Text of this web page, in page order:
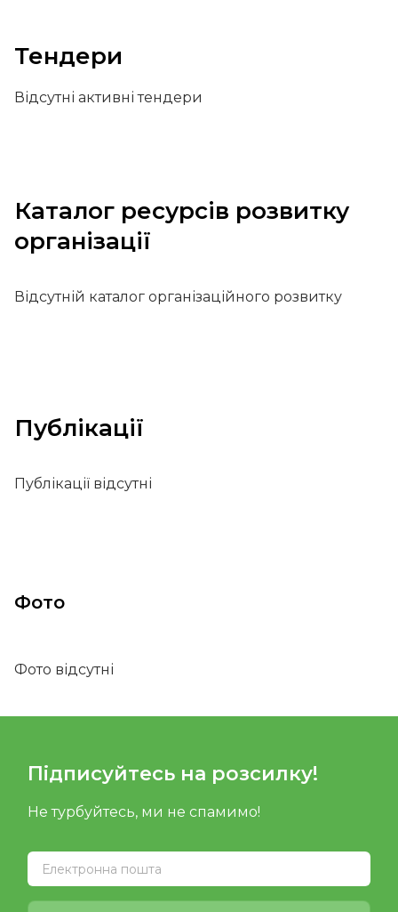
Тендери
Відсутні активні тендери
Каталог ресурсів розвитку
організації
Відсутній каталог організаційного розвитку
Публікації
Публікації відсутні
Фото
Фото відсутні
Підписуйтесь на розсилку!
Не турбуйтесь, ми не спамимо!